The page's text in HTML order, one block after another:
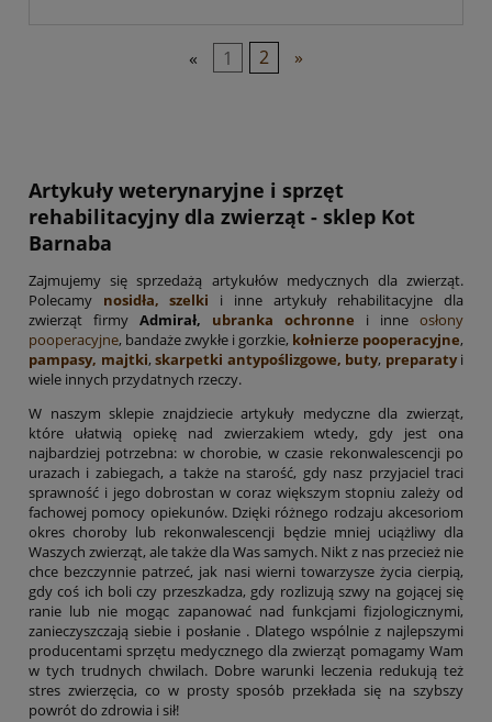
« 1 2 »
Artykuły weterynaryjne i sprzęt
rehabilitacyjny dla zwierząt - sklep Kot
Barnaba
Zajmujemy się sprzedażą artykułów medycznych dla zwierząt.
Polecamy nosidła, szelki i inne artykuły rehabilitacyjne dla
zwierząt firmy Admirał, ubranka ochronne i inne osłony
pooperacyjne, bandaże zwykłe i gorzkie, kołnierze pooperacyjne,
pampasy, majtki, skarpetki antypoślizgowe, buty, preparatyi
wiele innych przydatnych rzeczy.
W naszym sklepie znajdziecie artykuły medyczne dla zwierząt,
które ułatwią opiekę nad zwierzakiem wtedy, gdy jest ona
najbardziej potrzebna: w chorobie, w czasie rekonwalescencji po
urazach i zabiegach, a także na starość, gdy nasz przyjaciel traci
sprawność i jego dobrostan w coraz większym stopniu zależy od
fachowej pomocy opiekunów. Dzięki różnego rodzaju akcesoriom
okres choroby lub rekonwalescencji będzie mniej uciążliwy dla
Waszych zwierząt, ale także dla Was samych. Nikt z nas przecież nie
chce bezczynnie patrzeć, jak nasi wierni towarzysze życia cierpią,
gdy coś ich boli czy przeszkadza, gdy rozlizują szwy na gojącej się
ranie lub nie mogąc zapanować nad funkcjami fizjologicznymi,
zanieczyszczają siebie i posłanie . Dlatego wspólnie z najlepszymi
producentami sprzętu medycznego dla zwierząt pomagamy Wam
w tych trudnych chwilach. Dobre warunki leczenia redukują też
stres zwierzęcia, co w prosty sposób przekłada się na szybszy
powrót do zdrowia i sił!